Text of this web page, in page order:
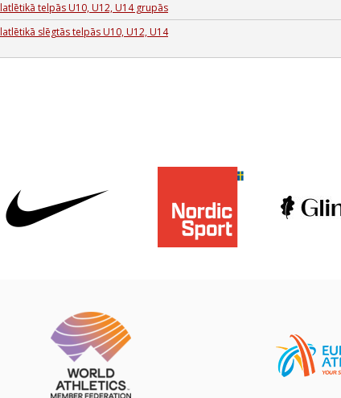
telpās U10, U12, U14 grupās
slēgtās telpās U10, U12, U14